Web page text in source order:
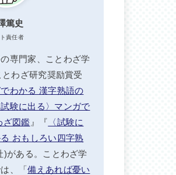
篤史
責任者
専門家、ことわざ学
わざ研究奨励賞受
わかる 漢字熟語の
試験に出る〉マンガで
ざ図鑑 』『 〈試験に
おもしろい四字熟
)がある。ことわざ学
、「備えあれば憂い